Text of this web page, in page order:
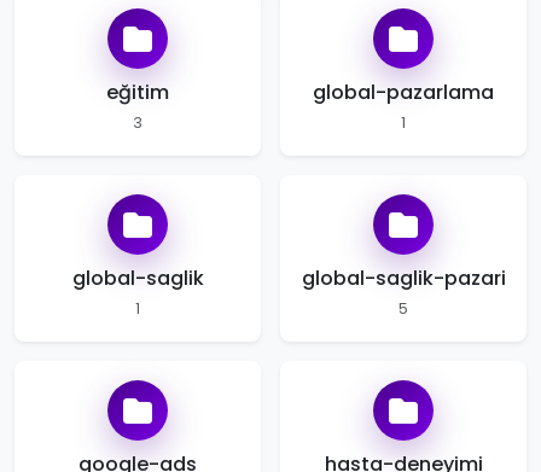
eğitim
3
global-pazarlama
1
global-saglik
1
global-saglik-pazari
5
google-ads hasta-deneyimi